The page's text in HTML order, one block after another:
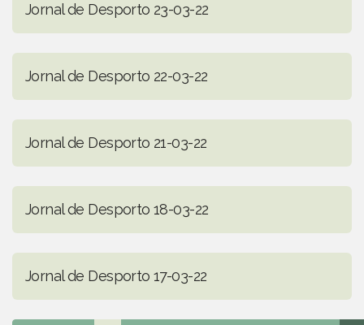
Jornal de Desporto 23-03-22
Jornal de Desporto 22-03-22
Jornal de Desporto 21-03-22
Jornal de Desporto 18-03-22
Jornal de Desporto 17-03-22